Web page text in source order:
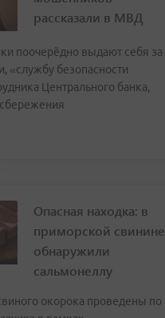
рассказали в МВД
поочерёдно выдают себя за
«службу безопасности
Центрального банка,
Опасная находка: в
приморской свинине
обнаружили
сальмонеллу
окорока проведены по